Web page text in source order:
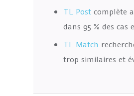
TL Post complète
dans 95 % des cas
TL Match
trop similaires et